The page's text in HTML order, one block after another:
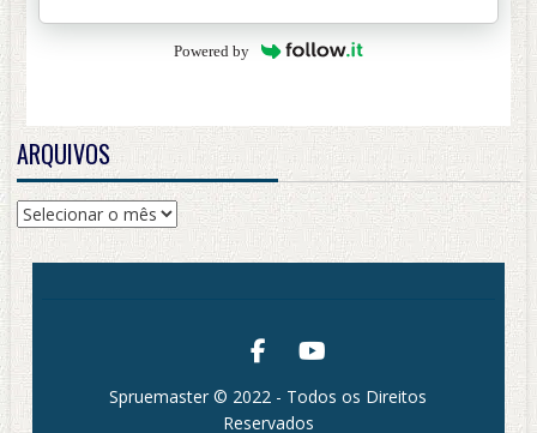
Powered by
ARQUIVOS
Arquivos
Spruemaster © 2022 - Todos os Direitos
Reservados